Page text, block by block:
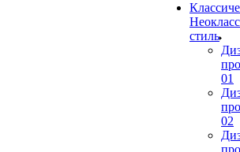
стиль
01
02